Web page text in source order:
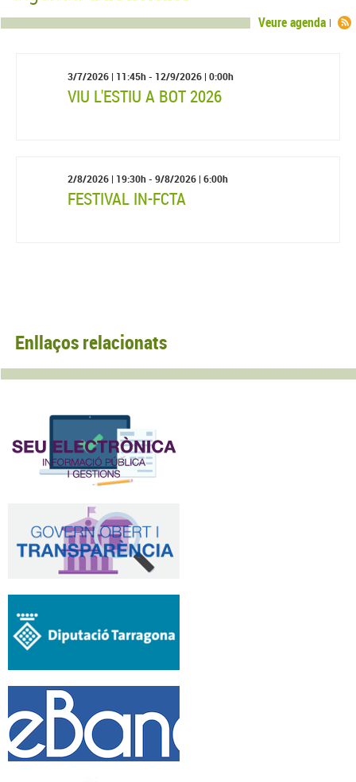
Veure agenda
3/7/2026 | 11:45h - 12/9/2026 | 0:00h
VIU L'ESTIU A BOT 2026
2/8/2026 | 19:30h - 9/8/2026 | 6:00h
FESTIVAL IN-FCTA
Enllaços relacionats